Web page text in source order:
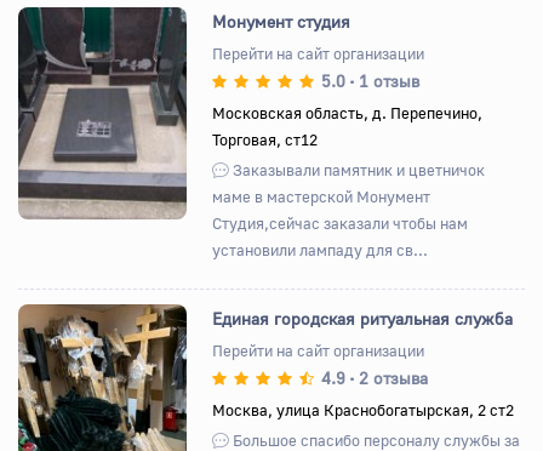
Назад Вперед
Монумент студия
Перейти на сайт организации
5.0 • 1 отзыв
Московская область, д. Перепечино,
Торговая, ст12
Заказывали памятник и цветничок
маме в мастерской Монумент
Студия,сейчас заказали чтобы нам
установили лампаду для св...
Назад Вперед
Единая городская ритуальная служба
Перейти на сайт организации
4.9 • 2 отзыва
Москва, улица Краснобогатырская, 2 ст2
Большое спасибо персоналу службы за